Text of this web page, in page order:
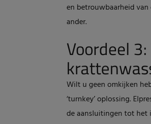
en betrouwbaarheid
ander.
Voordeel
Wilt u geen omkijken
‘turnkey’ oplossing.
de aansluitingen tot het